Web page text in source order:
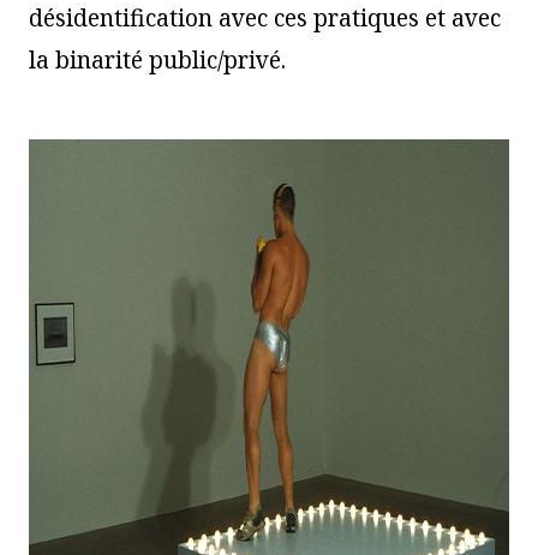
désidentification avec ces pratiques et avec
la binarité public/privé.